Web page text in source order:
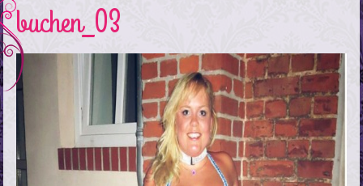
buchen_03